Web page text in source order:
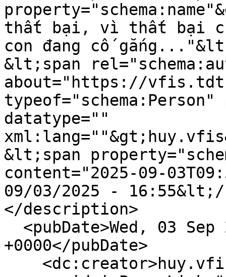
thất bại, vì thất bại
con đang cố
&lt;span
about="https://
typeof="schema:Person"
datatype=""
&lt;span
content="2025-09-
09/03/2025 - 16:55&lt;/
</description>
+0000</pubDate>